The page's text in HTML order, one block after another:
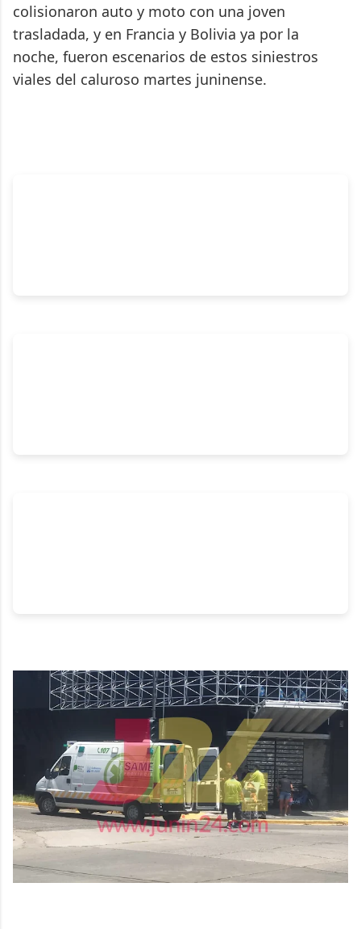
colisionaron auto y moto con una joven
trasladada, y en Francia y Bolivia ya por la
noche, fueron escenarios de estos siniestros
viales del caluroso martes juninense.